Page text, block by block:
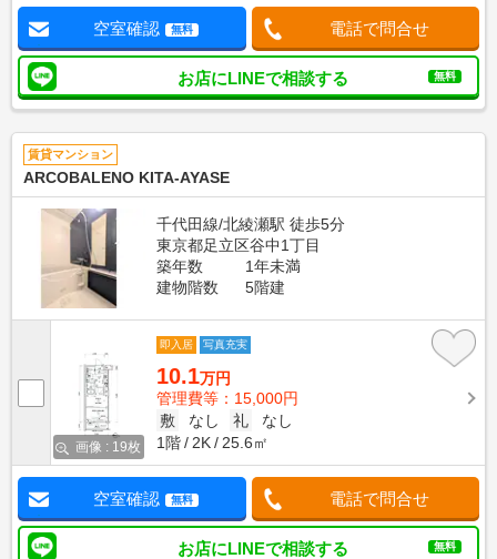
空室確認 無料 電話で問合せ
お店にLINEで相談する 無料
賃貸マンション
ARCOBALENO KITA-AYASE
千代田線/北綾瀬駅 徒歩5分
東京都足立区谷中1丁目
築年数
1年未満
建物階数
5階建
画像 : 19枚
即入居 写真充実
10.1万円
管理費等：15,000円
敷
なし 礼
なし
1階
2K 25.6㎡
空室確認 無料 電話で問合せ
お店にLINEで相談する 無料